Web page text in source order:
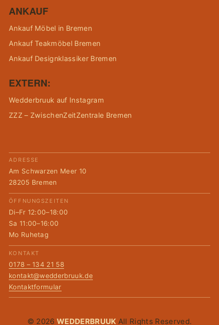
ANKAUF
Ankauf Möbel in Bremen
Ankauf Teakmöbel Bremen
Ankauf Designklassiker Bremen
EXTERN:
Wedderbruuk auf Instagram
ZZZ – ZwischenZeitZentrale Bremen
ADRESSE
Am Schwarzen Meer 10
28205 Bremen
ÖFFNUNGSZEITEN
Di–Fr 12:00–18:00
Sa 11:00–16:00
Mo Ruhetag
KONTAKT
0178 – 134 21 58
kontakt@wedderbruuk.de
Kontaktformular
© 2026 WEDDERBRUUK All Rights Reserved.